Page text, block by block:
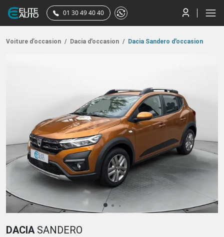
01 30 49 40 40
Voiture d’occasion / Dacia d'occasion / Dacia Sandero d'occasion
DACIASANDERO